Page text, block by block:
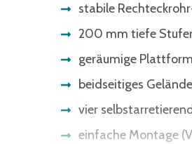
stabile
200 mm tiefe
geräumige
beidseitiges
vier
einfache Montage